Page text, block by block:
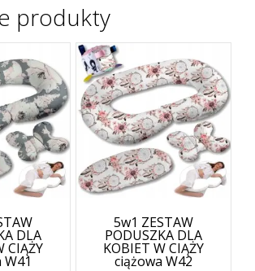
produkty
DLA
CIĄŻY
5w1 ZESTAW
PODUSZKA DLA
KOBIET W CIĄŻY
ciążowa W42